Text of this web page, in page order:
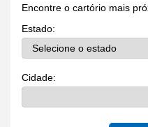
Encontre o cartório mais
Estado:
Cidade: